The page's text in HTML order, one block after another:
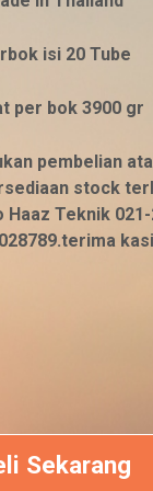
h
R
p
6
0
isi 20 Tube
per bok 3900 gr
pembelian
stock
Teknik
Sekarang